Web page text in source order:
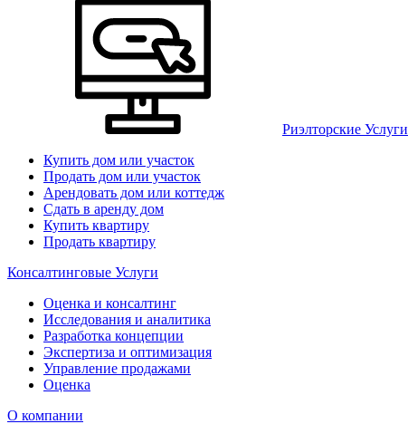
Риэлторские Услуги
Купить дом или участок
Продать дом или участок
Арендовать дом или коттедж
Сдать в аренду дом
Купить квартиру
Продать квартиру
Консалтинговые Услуги
Оценка и консалтинг
Исследования и аналитика
Разработка концепции
Экспертиза и оптимизация
Управление продажами
Оценка
О компании